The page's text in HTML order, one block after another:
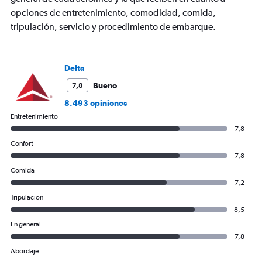
displaying
values.
Range:
opciones de entretenimiento, comodidad, comida,
tripulación, servicio y procedimiento de embarque.
Delta
7,8
Bueno
8.493 opiniones
Entretenimiento
7,8
Confort
7,8
Comida
7,2
Tripulación
8,5
En general
7,8
Abordaje